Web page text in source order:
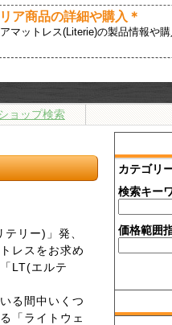
ア商品の詳細や購入＊
マットレス(Literie)の製品情報や
ョップ検索
リー)」発、
レスをお求め
LT(エルテ
る間中いくつ
「ライトウェ
カテゴリ
検索キー
価格範囲